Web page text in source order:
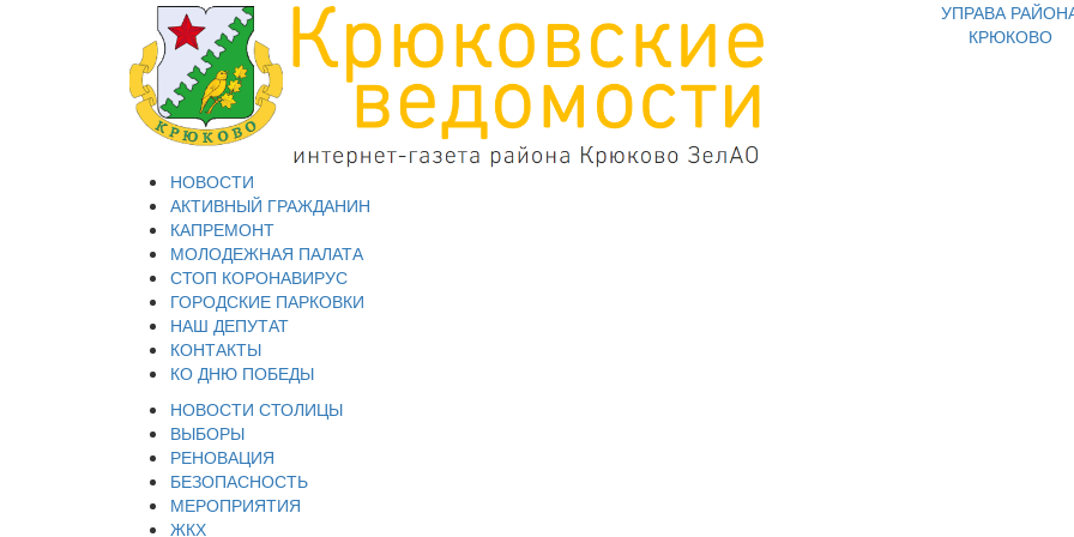
УПРАВА
КРЮКОВО
НОВОСТИ
АКТИВНЫЙ ГРАЖДАНИН
КАПРЕМОНТ
МОЛОДЕЖНАЯ ПАЛАТА
СТОП КОРОНАВИРУС
ГОРОДСКИЕ ПАРКОВКИ
НАШ ДЕПУТАТ
КОНТАКТЫ
КО ДНЮ ПОБЕДЫ
НОВОСТИ СТОЛИЦЫ
ВЫБОРЫ
РЕНОВАЦИЯ
БЕЗОПАСНОСТЬ
МЕРОПРИЯТИЯ
ЖКХ